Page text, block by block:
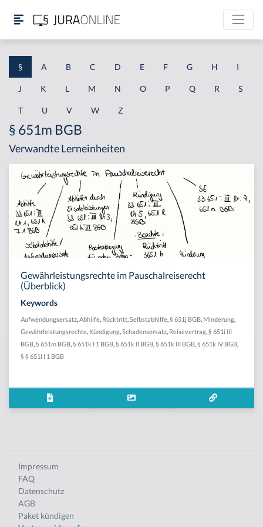
§ A B C D E F G H I
J K L M N O P Q R S
T U V W Z
§ 651m BGB
Verwandte Lerneinheiten
Gewährleistungsrechte im Pauschalreiserecht
(Überblick)
Keywords
Aufwendungsersatz Abhilfe Rücktritt Selbstabhilfe § 651j BGB Minderung
Gewährleistungsrechte Kündigung Schadensersatz Reisevertrag § 651i III
BGB § 651m BGB § 651k I 1 BGB § 651k II BGB § 651k III BGB § 651k IV BGB
§ § 651l I 1 BGB
Impressum
FAQ
Datenschutz
AGB
Paket kündigen